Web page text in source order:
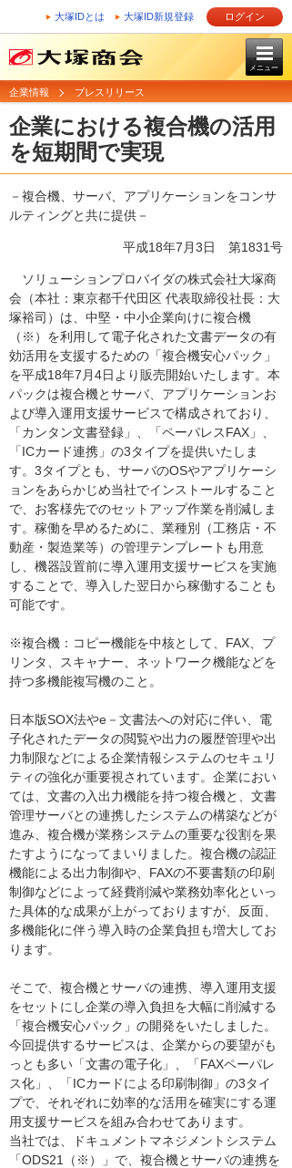
大塚IDとは 大塚ID新規登録 ログイン
メニュー
企業情報 プレスリリース
企業における複合機の活用
を短期間で実現
－複合機、サーバ、アプリケーションをコンサ
ルティングと共に提供－
平成18年7月3日 第1831号
ソリューションプロバイダの株式会社大塚商
会（本社：東京都千代田区 代表取締役社長：大
塚裕司）は、中堅・中小企業向けに複合機
（※）を利用して電子化された文書データの有
効活用を支援するための「複合機安心パック」
を平成18年7月4日より販売開始いたします。本
パックは複合機とサーバ、アプリケーションお
よび導入運用支援サービスで構成されており、
「カンタン文書登録」、「ペーパレスFAX」、
「ICカード連携」の3タイプを提供いたしま
す。3タイプとも、サーバのOSやアプリケーシ
ョンをあらかじめ当社でインストールすること
で、お客様先でのセットアップ作業を削減しま
す。稼働を早めるために、業種別（工務店・不
動産・製造業等）の管理テンプレートも用意
し、機器設置前に導入運用支援サービスを実施
することで、導入した翌日から稼働することも
可能です。
※複合機：コピー機能を中核として、FAX、プ
リンタ、スキャナー、ネットワーク機能などを
持つ多機能複写機のこと。
日本版SOX法やe－文書法への対応に伴い、電
子化されたデータの閲覧や出力の履歴管理や出
力制限などによる企業情報システムのセキュリ
ティの強化が重要視されています。企業におい
ては、文書の入出力機能を持つ複合機と、文書
管理サーバとの連携したシステムの構築などが
進み、複合機が業務システムの重要な役割を果
たすようになってまいりました。複合機の認証
機能による出力制御や、FAXの不要書類の印刷
制御などによって経費削減や業務効率化といっ
た具体的な成果が上がっておりますが、反面、
多機能化に伴う導入時の企業負担も増大してお
ります。
そこで、複合機とサーバの連携、導入運用支援
をセットにし企業の導入負担を大幅に削減する
「複合機安心パック」の開発をいたしました。
今回提供するサービスは、企業からの要望がも
っとも多い「文書の電子化」、「FAXペーパレ
ス化」、「ICカードによる印刷制御」の3タイ
プで、それぞれに効率的な活用を確実にする運
用支援サービスを組み合わせてあります。
当社では、ドキュメントマネジメントシステム
「ODS21（※）」で、複合機とサーバの連携を